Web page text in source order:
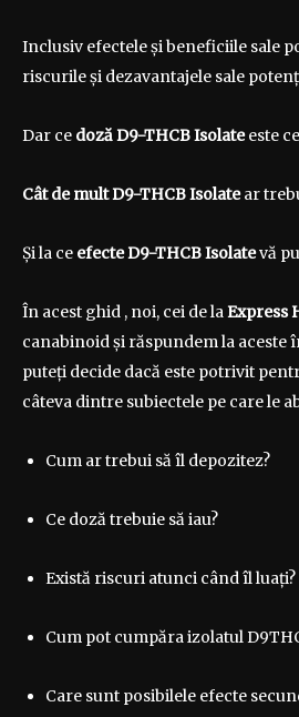
Inclusiv efectele și beneficiile sale
riscurile și dezavantajele sale
Dar ce doză D9-THCB Isolateeste
Cât de mult D9-THCB Isolatear
Și la ce efecte D9-THCB Isolatevă
În acest ghid , noi, cei de laExpress
canabinoid și răspundem la aceste
puteți decide dacă este potrivit
câteva dintre subiectele pe care le
Cum ar trebui să îl depozitez?
Ce doză trebuie să iau?
Există riscuri atunci când îl luați?
Cum pot cumpăra izolatul
Care sunt posibilele efecte